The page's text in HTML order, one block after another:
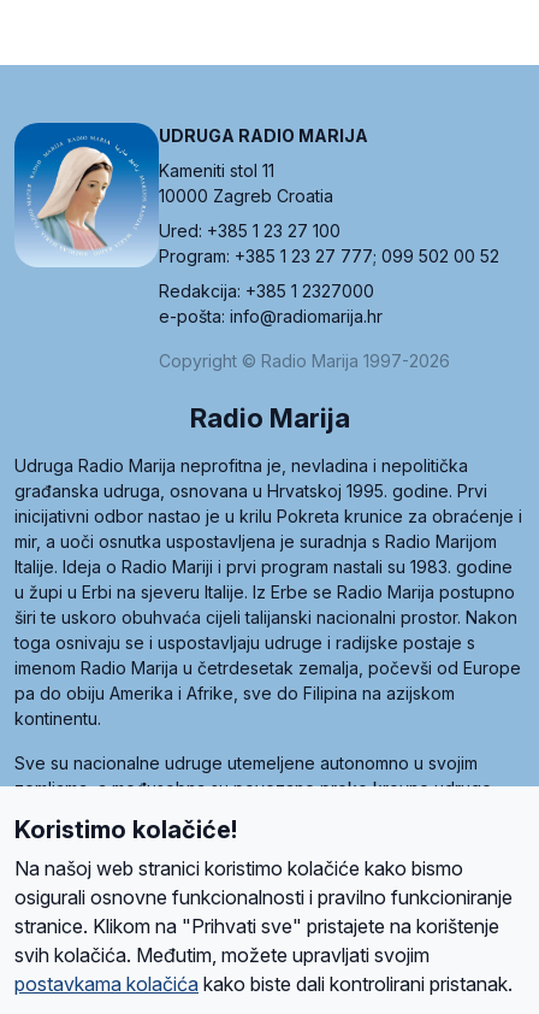
UDRUGA RADIO MARIJA
Kameniti stol 11
10000 Zagreb Croatia
Ured: +385 1 23 27 100
Program: +385 1 23 27 777; 099 502 00 52
Redakcija: +385 1 2327000
e-pošta: info@radiomarija.hr
Copyright © Radio Marija 1997-2026
Radio Marija
Udruga Radio Marija neprofitna je, nevladina i nepolitička
građanska udruga, osnovana u Hrvatskoj 1995. godine. Prvi
inicijativni odbor nastao je u krilu Pokreta krunice za obraćenje i
mir, a uoči osnutka uspostavljena je suradnja s Radio Marijom
Italije. Ideja o Radio Mariji i prvi program nastali su 1983. godine
u župi u Erbi na sjeveru Italije. Iz Erbe se Radio Marija postupno
širi te uskoro obuhvaća cijeli talijanski nacionalni prostor. Nakon
toga osnivaju se i uspostavljaju udruge i radijske postaje s
imenom Radio Marija u četrdesetak zemalja, počevši od Europe
pa do obiju Amerika i Afrike, sve do Filipina na azijskom
kontinentu.
Sve su nacionalne udruge utemeljene autonomno u svojim
zemljama, a međusobna su povezane preko krovne udruge
Radio Maria). Svjetsku obitelj utemeljilo je sedam članica, među
kojima je i hrvatska Udruga Radio Marija.
O namaRadio ProgramVolonteriPrijateljiKontaktPravila privatnosti
Koristimo kolačiće!
Na našoj web stranici koristimo kolačiće kako bismo
osigurali osnovne funkcionalnosti i pravilno funkcioniranje
stranice. Klikom na "Prihvati sve" pristajete na korištenje
svih kolačića. Međutim, možete upravljati svojim
postavkama kolačića kako biste dali kontrolirani pristanak.